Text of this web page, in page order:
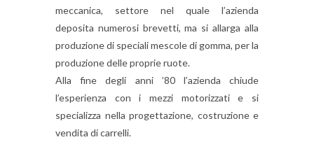
meccanica, settore nel quale l’azienda
deposita numerosi brevetti, ma si allarga alla
produzione di speciali mescole di gomma, per la
produzione delle proprie ruote.
Alla fine degli anni ’80 l’azienda chiude
l’esperienza con i mezzi motorizzati e si
specializza nella progettazione, costruzione e
vendita di carrelli.